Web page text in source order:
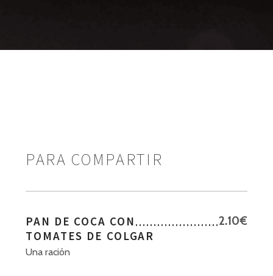
PARA COMPARTIR
PAN DE COCA CON
TOMATES DE COLGAR
Una ración
2.10€